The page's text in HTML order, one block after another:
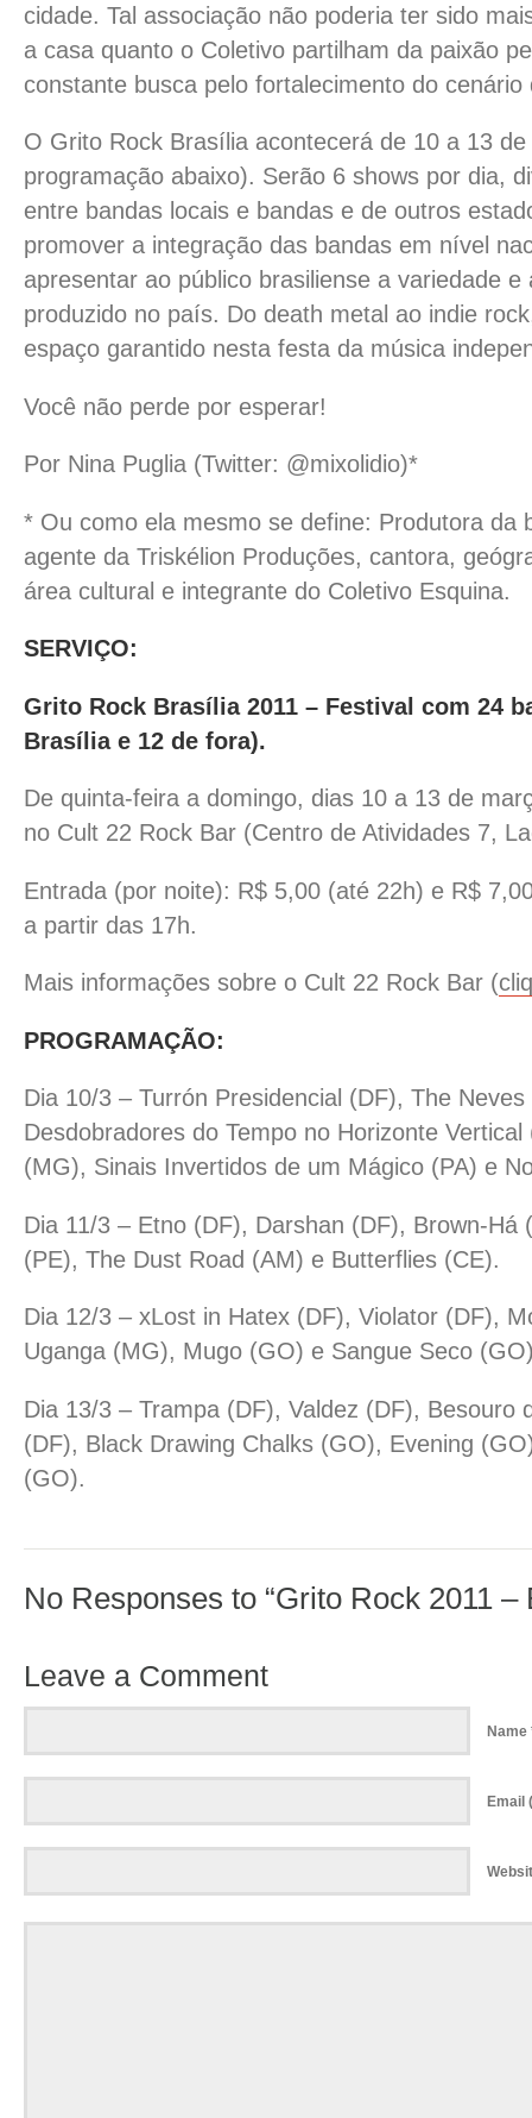
cidade. Tal associação não poderia ter sido
a casa quanto o Coletivo partilham da paixão
constante busca pelo fortalecimento do
O Grito Rock Brasília acontecerá de 10 a 13
programação abaixo). Serão 6 shows por dia,
entre bandas locais e bandas e de outros
promover a integração das bandas em nível
apresentar ao público brasiliense a variedade e
produzido no país. Do death metal ao indie
espaço garantido nesta festa da música
Você não perde por esperar!
Por Nina Puglia (Twitter: @mixolidio)*
* Ou como ela mesmo se define: Produtora da
agente da Triskélion Produções, cantora,
área cultural e integrante do Coletivo Esquina.
SERVIÇO:
Grito Rock Brasília 2011 – Festival com 24
Brasília e 12 de fora).
De quinta-feira a domingo, dias 10 a 13 de
no Cult 22 Rock Bar (Centro de Atividades 7,
Entrada (por noite): R$ 5,00 (até 22h) e R$
a partir das 17h.
Mais informações sobre o Cult 22 Rock Bar (
PROGRAMAÇÃO:
Dia 10/3 – Turrón Presidencial (DF), The Neves
Desdobradores do Tempo no Horizonte
(MG), Sinais Invertidos de um Mágico (PA) e
Dia 11/3 – Etno (DF), Darshan (DF), Brown-Há
(PE), The Dust Road (AM) e Butterflies (CE).
Dia 12/3 – xLost in Hatex (DF), Violator (DF),
Uganga (MG), Mugo (GO) e Sangue Seco
Dia 13/3 – Trampa (DF), Valdez (DF), Besouro
(DF), Black Drawing Chalks (GO), Evening
(GO).
No Responses to “Grito Rock 2011 –
Leave a Comment
Name
Email